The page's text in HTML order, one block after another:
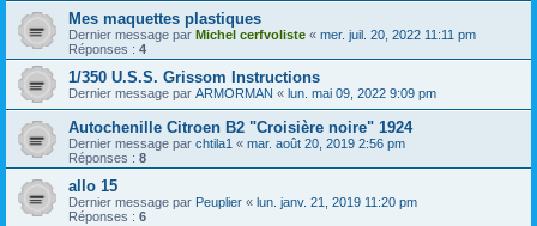
Mes maquettes plastiques
Dernier message par Michel cerfvoliste « mer. juil. 20, 2022 11:11 pm
Réponses : 4
1/350 U.S.S. Grissom Instructions
Dernier message par ARMORMAN « lun. mai 09, 2022 9:09 pm
Autochenille Citroen B2 "Croisière noire" 1924
Dernier message par chtila1 « mar. août 20, 2019 2:56 pm
Réponses : 8
allo 15
Dernier message par Peuplier « lun. janv. 21, 2019 11:20 pm
Réponses : 6